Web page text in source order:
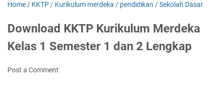
Home / KKTP / Kurikulum merdeka / pendidikan /Sekolah Dasar
Download KKTP Kurikulum Merdeka
Kelas 1 Semester 1 dan 2 Lengkap
Post a Comment